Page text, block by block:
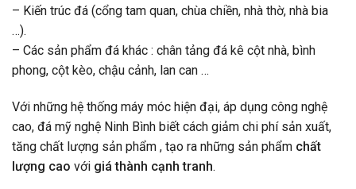
– Kiến trúc đá (cổng tam quan, chùa chiền, nhà thờ, nhà bia
…).
– Các sản phẩm đá khác : chân tảng đá kê cột nhà, bình
phong, cột kèo, chậu cảnh, lan can …
Với những hệ thống máy móc hiện đại, áp dụng công nghệ
cao, đá mỹ nghệ Ninh Bình biết cách giảm chi phí sản xuất,
tăng chất lượng sản phẩm , tạo ra những sản phẩm chất
lượng cao với giá thành cạnh tranh.